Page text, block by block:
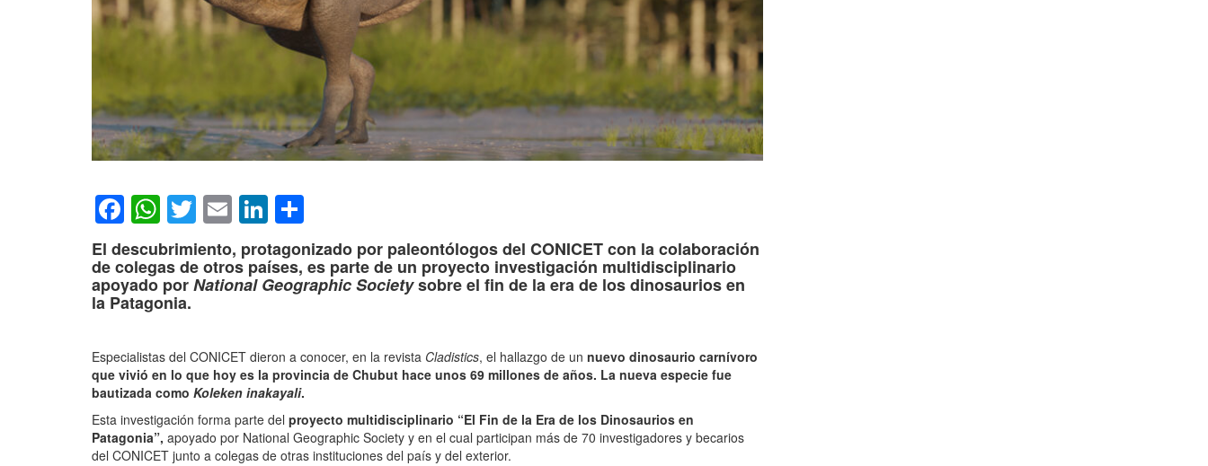
Facebook
WhatsApp
Twitter
EmailLinkedIn
El descubrimiento, protagonizado por paleontólogos del CONICETcon la colaboración
de colegas de otros países, es parte de un proyecto investigación multidisciplinario
apoyado porNational Geographic Societysobre el fin de la era de los dinosaurios en
la Patagonia.
Especialistas del CONICET dieron a conocer, en la revista Cladistics, el hallazgo de un nuevo dinosaurio carnívoro
que vivió en lo que hoy es la provincia de Chubut hace unos 69 millones de años. La nueva especie fue
bautizada como Koleken inakayali.
Esta investigación forma parte del proyecto multidisciplinario “El Fin de la Era de los Dinosaurios en
Patagonia”, apoyado por National Geographic Society y en el cual participan más de 70 investigadores y becarios
del CONICET junto a colegas de otras instituciones del país y del exterior.